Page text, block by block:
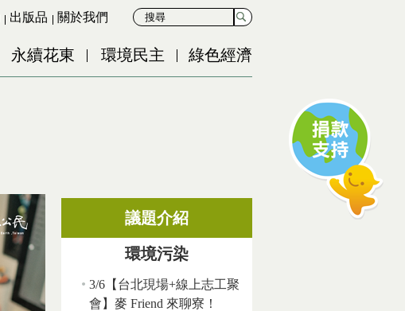
出版品 關於我們
永續花東 環境民主 綠色經濟
議題介紹
環境污染
3/6【台北現場+線上志工聚
會】麥 Friend 來聊寮！